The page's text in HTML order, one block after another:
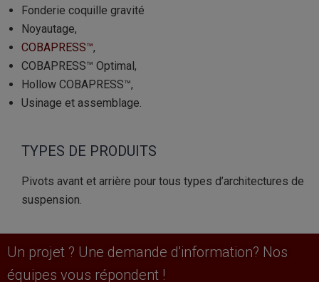
Fonderie coquille gravité
Noyautage,
COBAPRESS™,
COBAPRESS™ Optimal,
Hollow COBAPRESS™,
Usinage et assemblage.
TYPES DE PRODUITS
Pivots avant et arrière pour tous types d’architectures de
suspension.
Un projet ? Une demande d'information? Nos
équipes vous répondent !